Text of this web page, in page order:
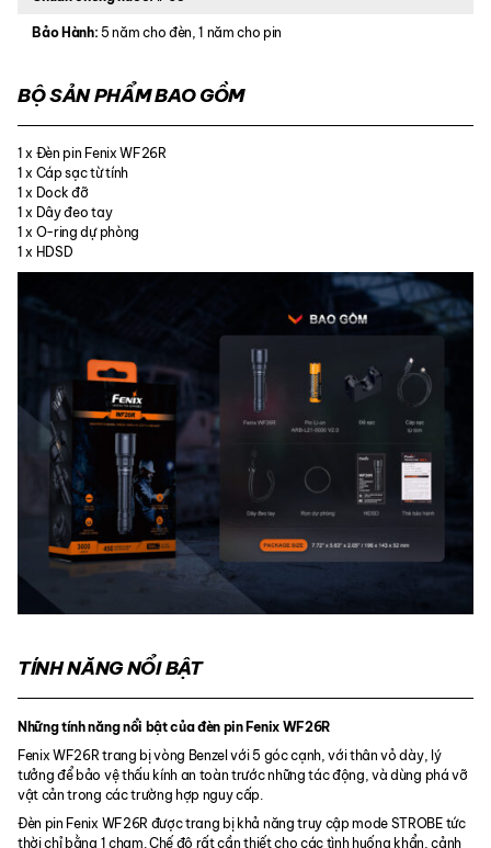
Bảo Hành:5 năm cho đèn, 1 năm cho pin
BỘ SẢN PHẨM BAO GỒM
1 x Đèn pin Fenix WF26R
1 x Cáp sạc từ tính
1 x Dock đỡ
1 x Dây đeo tay
1 x O-ring dự phòng
1 x HDSD
TÍNH NĂNG NỔI BẬT
Những tính năng nổi bật của đèn pin Fenix WF26R
Fenix WF26R trang bị vòng Benzel với 5 góc cạnh, với thân vỏ dày, lý
tưởng để bảo vệ thấu kính an toàn trước những tác động, và dùng phá vỡ
vật cản trong các trường hợp nguy cấp.
Đèn pin Fenix WF26R được trang bị khả năng truy cập mode STROBE tức
thời chỉ bằng 1 chạm. Chế độ rất cần thiết cho các tình huống khẩn, cảnh